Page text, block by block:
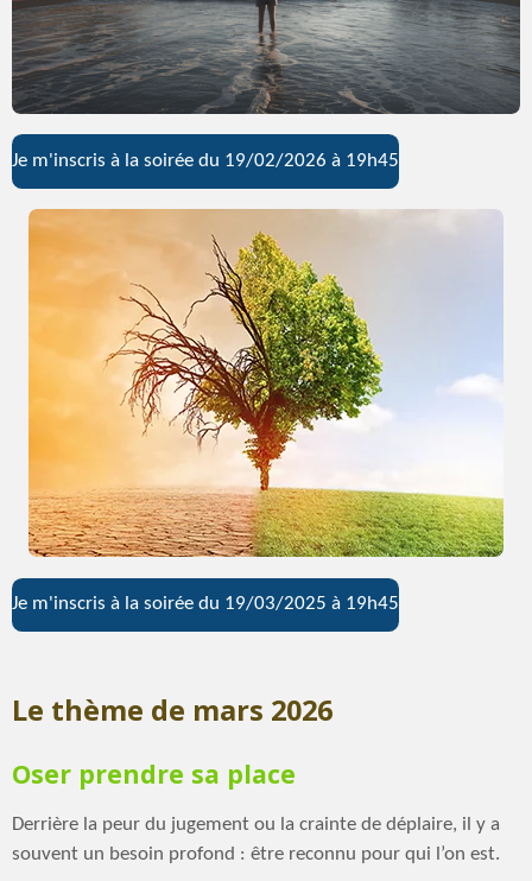
Je m'inscris à la soirée du 19/02/2026 à 19h45
Je m'inscris à la soirée du 19/03/2025 à 19h45
Le thème de mars 2026
Oser prendre sa place
Derrière la peur du jugement ou la crainte de déplaire, il y a
souvent un besoin profond : être reconnu pour qui l’on est.